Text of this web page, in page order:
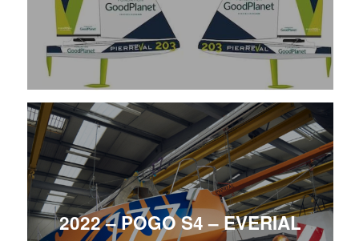
2022 – POGO S4 – EVERIAL